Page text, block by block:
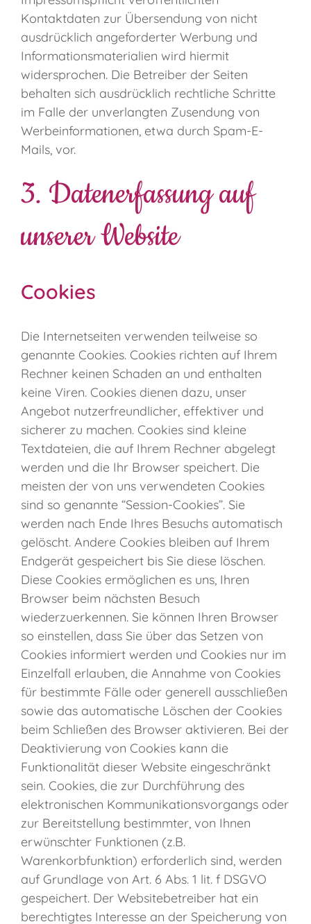
Kontaktdaten zur Übersendung von nicht
ausdrücklich angeforderter Werbung und
Informationsmaterialien wird hiermit
widersprochen. Die Betreiber der Seiten
behalten sich ausdrücklich rechtliche Schritte
im Falle der unverlangten Zusendung von
Werbeinformationen, etwa durch Spam-E-
Mails, vor.
3. Datenerfassung auf
unserer Website
Cookies
Die Internetseiten verwenden teilweise so
genannte Cookies. Cookies richten auf Ihrem
Rechner keinen Schaden an und enthalten
keine Viren. Cookies dienen dazu, unser
Angebot nutzerfreundlicher, effektiver und
sicherer zu machen. Cookies sind kleine
Textdateien, die auf Ihrem Rechner abgelegt
werden und die Ihr Browser speichert. Die
meisten der von uns verwendeten Cookies
sind so genannte “Session-Cookies”. Sie
werden nach Ende Ihres Besuchs automatisch
gelöscht. Andere Cookies bleiben auf Ihrem
Endgerät gespeichert bis Sie diese löschen.
Diese Cookies ermöglichen es uns, Ihren
Browser beim nächsten Besuch
wiederzuerkennen. Sie können Ihren Browser
so einstellen, dass Sie über das Setzen von
Cookies informiert werden und Cookies nur im
Einzelfall erlauben, die Annahme von Cookies
für bestimmte Fälle oder generell ausschließen
sowie das automatische Löschen der Cookies
beim Schließen des Browser aktivieren. Bei der
Deaktivierung von Cookies kann die
Funktionalität dieser Website eingeschränkt
sein. Cookies, die zur Durchführung des
elektronischen Kommunikationsvorgangs oder
zur Bereitstellung bestimmter, von Ihnen
erwünschter Funktionen (z.B.
Warenkorbfunktion) erforderlich sind, werden
auf Grundlage von Art. 6 Abs. 1 lit. f DSGVO
gespeichert. Der Websitebetreiber hat ein
berechtigtes Interesse an der Speicherung von